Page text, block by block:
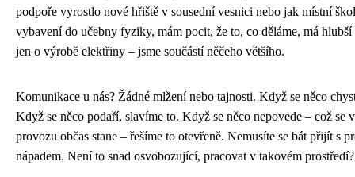
podpoře vyrostlo nové hřiště v sousední vesnici nebo jak místní
vybavení do učebny fyziky, mám pocit, že to, co děláme, má
jen o výrobě elektřiny – jsme součástí něčeho většího.
Komunikace u nás? Žádné mlžení nebo tajnosti. Když se něco
Když se něco podaří, slavíme to. Když se něco nepovede – což se
provozu občas stane – řešíme to otevřeně. Nemusíte se bát přijít s
nápadem. Není to snad osvobozující, pracovat v takovém prostředí?